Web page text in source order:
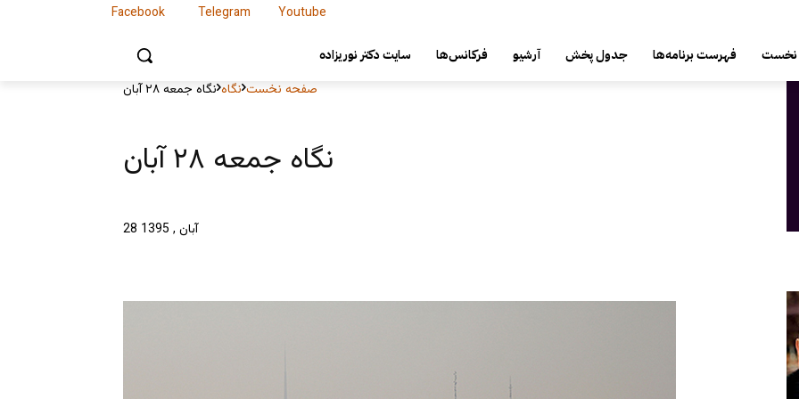
FacebookFacebookTelegramTelegramYoutubeYoutube
فهرست برنامه‌ها جدول پخش آرشیو فرکانس‌ها سایت دکتر نوریزاده
صفحه نخست نگاه نگاه جمعه ۲۸ آبان
نگاه جمعه ۲۸ آبان
28 آبان , 1395